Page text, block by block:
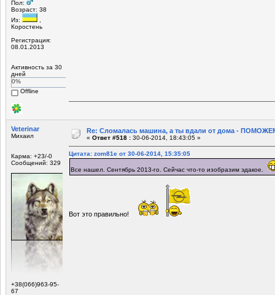
Пол:
Возраст: 38
Из:
Коростень
Регистрация:
08.01.2013
Активность за 30
дней
0%
Offline
Veterinar
Михаил
Карма: +23/-0
Сообщений: 329
+38(066)963-95-
67
Re: Сломалась машина, а ты вдали от дома -
« Ответ #518 : 30-06-2014, 18:43:05 »
Цитата: zom81e от 30-06-2014, 15:35:05
Все нашел. Сентябрь 2013-го. Сейчас что-то изобразим эдакое.
Вот это правильно!